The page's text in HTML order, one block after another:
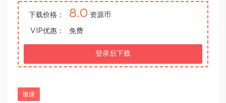
下载价格： 8.0 资源币
VIP优惠： 免费
登录后下载
微课